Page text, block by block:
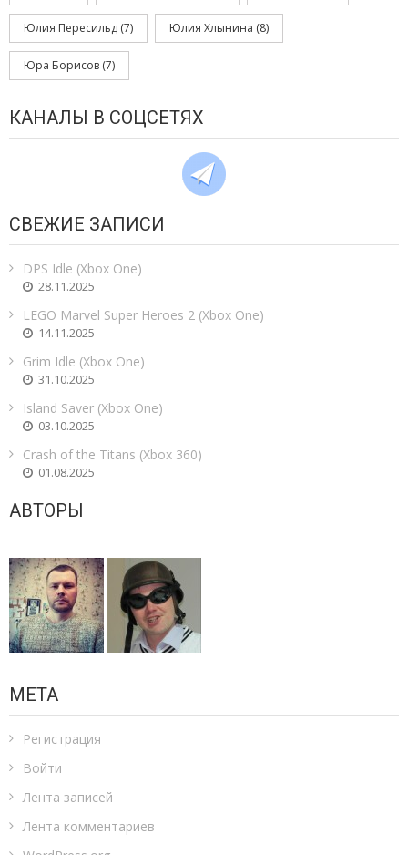
Юлия Пересильд (7) Юлия Хлынина (8)
Юра Борисов (7)
КАНАЛЫ В СОЦСЕТЯХ
СВЕЖИЕ ЗАПИСИ
DPS Idle (Xbox One)
28.11.2025
LEGO Marvel Super Heroes 2 (Xbox One)
14.11.2025
Grim Idle (Xbox One)
31.10.2025
Island Saver (Xbox One)
03.10.2025
Crash of the Titans (Xbox 360)
01.08.2025
АВТОРЫ
МЕТА
Регистрация
Войти
Лента записей
Лента комментариев